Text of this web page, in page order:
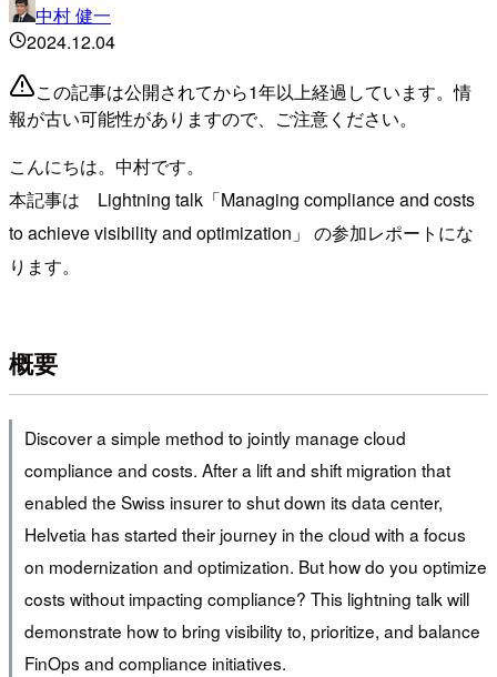
中村 健一
2024.12.04
この記事は公開されてから1年以上経過しています。情
報が古い可能性がありますので、ご注意ください。
こんにちは。中村です。
本記事は Lightning talk「Managing compliance and costs
to achieve visibility and optimization」 の参加レポートにな
ります。
概要
Discover a simple method to jointly manage cloud
compliance and costs. After a lift and shift migration that
enabled the Swiss insurer to shut down its data center,
Helvetia has started their journey in the cloud with a focus
on modernization and optimization. But how do you optimize
costs without impacting compliance? This lightning talk will
demonstrate how to bring visibility to, prioritize, and balance
FinOps and compliance initiatives.